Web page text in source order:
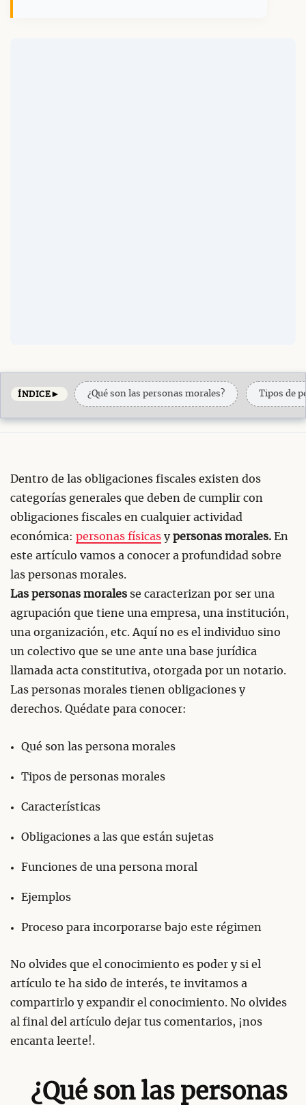
ÍNDICE► ¿Qué son las personas morales? Tipos de
Dentro de las obligaciones fiscales existen dos
categorías generales que deben de cumplir con
obligaciones fiscales en cualquier actividad
económica: personas físicas ypersonas morales. En
este artículo vamos a conocer a profundidad sobre
las personas morales.
Las personas morales se caracterizan por ser una
agrupación que tiene una empresa, una institución,
una organización, etc. Aquí no es el individuo sino
un colectivo que se une ante una base jurídica
llamada acta constitutiva, otorgada por un notario.
Las personas morales tienen obligaciones y
derechos. Quédate para conocer:
Qué son las persona morales
Tipos de personas morales
Características
Obligaciones a las que están sujetas
Funciones de una persona moral
Ejemplos
Proceso para incorporarse bajo este régimen
No olvides que el conocimiento es poder y si el
artículo te ha sido de interés, te invitamos a
compartirlo y expandir el conocimiento. No olvides
al final del artículo dejar tus comentarios, ¡nos
encanta leerte!.
¿Qué son las personas